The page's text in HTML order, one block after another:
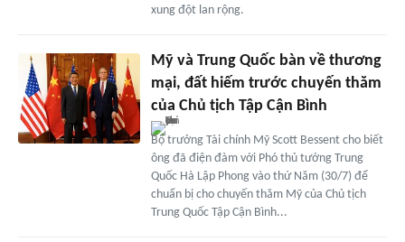
xung đột lan rộng.
Mỹ và Trung Quốc bàn về thương
mại, đất hiếm trước chuyến thăm
của Chủ tịch Tập Cận Bình
Bộ trưởng Tài chính Mỹ Scott Bessent cho biết
ông đã điện đàm với Phó thủ tướng Trung
Quốc Hà Lập Phong vào thứ Năm (30/7) để
chuẩn bị cho chuyến thăm Mỹ của Chủ tịch
Trung Quốc Tập Cận Bình...